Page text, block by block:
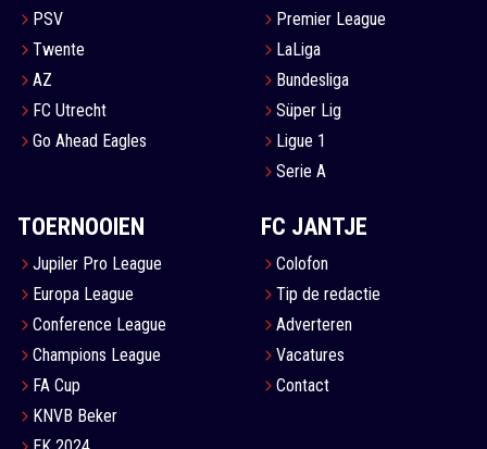
PSV
Twente
AZ
FC Utrecht
Go Ahead Eagles
Premier League
LaLiga
Bundesliga
Süper Lig
Ligue 1
Serie A
TOERNOOIEN
Jupiler Pro League
Europa League
Conference League
Champions League
FA Cup
KNVB Beker
FC JANTJE
Colofon
Tip de redactie
Adverteren
Vacatures
Contact